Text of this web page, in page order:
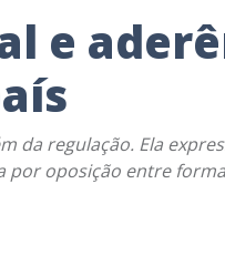
e
da regulação. Ela
por oposição entre